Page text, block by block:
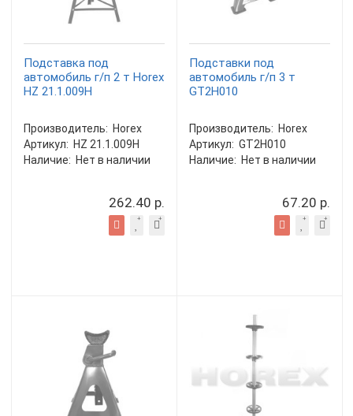
Подставка под
автомобиль г/п 2 т Horex
HZ 21.1.009H
Производитель: Horex
Артикул: HZ 21.1.009H
Наличие: Нет в наличии
262.40 р.
Подставки под
автомобиль г/п 3 т
GT2H010
Производитель: Horex
Артикул: GT2H010
Наличие: Нет в наличии
67.20 р.